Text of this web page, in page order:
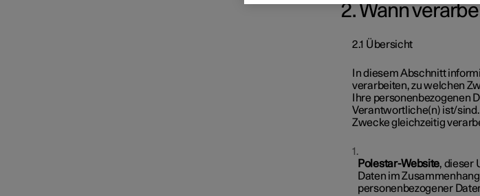
2. Wann
2.1 Übersicht
In diesem Abschnitt
verarbeiten, zu welchen
Ihre personenbezogenen
Verantwortliche(n) ist/
Zwecke gleichzeitig
Polestar-Website, dieser
Daten im
personenbezogener